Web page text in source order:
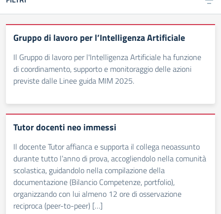
Gruppo di lavoro per l’Intelligenza Artificiale
Il Gruppo di lavoro per l'Intelligenza Artificiale ha funzione
di coordinamento, supporto e monitoraggio delle azioni
previste dalle Linee guida MIM 2025.
Tutor docenti neo immessi
Il docente Tutor affianca e supporta il collega neoassunto
durante tutto l’anno di prova, accogliendolo nella comunità
scolastica, guidandolo nella compilazione della
documentazione (Bilancio Competenze, portfolio),
organizzando con lui almeno 12 ore di osservazione
reciproca (peer-to-peer) […]